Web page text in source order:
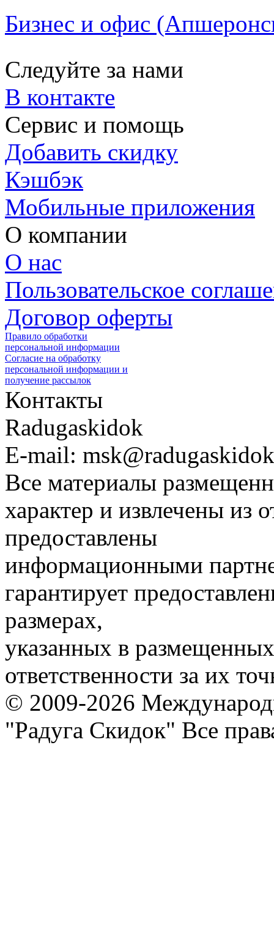
Бизнес и офис
Следуйте за нами
В контакте
Сервис и помощь
Добавить скидку
Кэшбэк
Мобильные приложения
О компании
О нас
Пользовательское
Договор оферты
Правило обработки
персональной информации
Согласие на обработку
персональной информации и
получение рассылок
Контакты
Radugaskidok
E-mail:
Все материалы
характер и извлечены из
предоставлены
информационными
гарантирует
размерах,
указанных в
ответственности за их
© 2009-2026
"Радуга Скидок" Все